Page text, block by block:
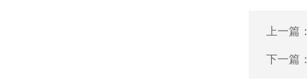
上一篇：
下一篇：